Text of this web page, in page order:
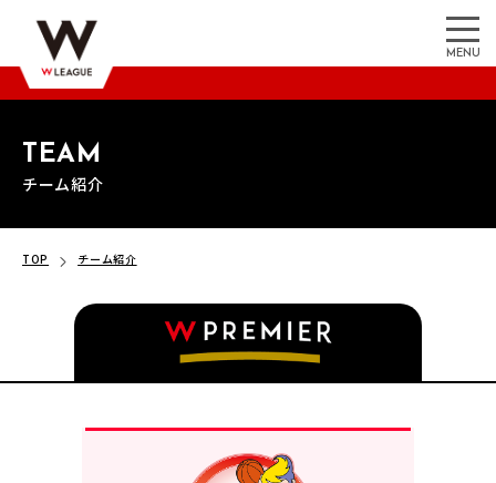
MENU
TEAM
チーム紹介
TOP チーム紹介